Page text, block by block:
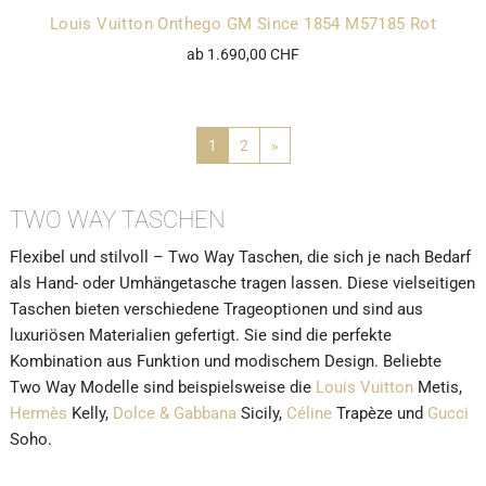
Louis Vuitton Onthego GM Since 1854 M57185 Rot
ab 1.690,00 CHF
1 2 »
TWO WAY TASCHEN
Flexibel und stilvoll – Two Way Taschen, die sich je nach Bedarf
als Hand- oder Umhängetasche tragen lassen. Diese vielseitigen
Taschen bieten verschiedene Trageoptionen und sind aus
luxuriösen Materialien gefertigt. Sie sind die perfekte
Kombination aus Funktion und modischem Design. Beliebte
Two Way Modelle sind beispielsweise die Louis Vuitton Metis,
Hermès Kelly, Dolce & Gabbana Sicily, Céline Trapèze und Gucci
Soho.